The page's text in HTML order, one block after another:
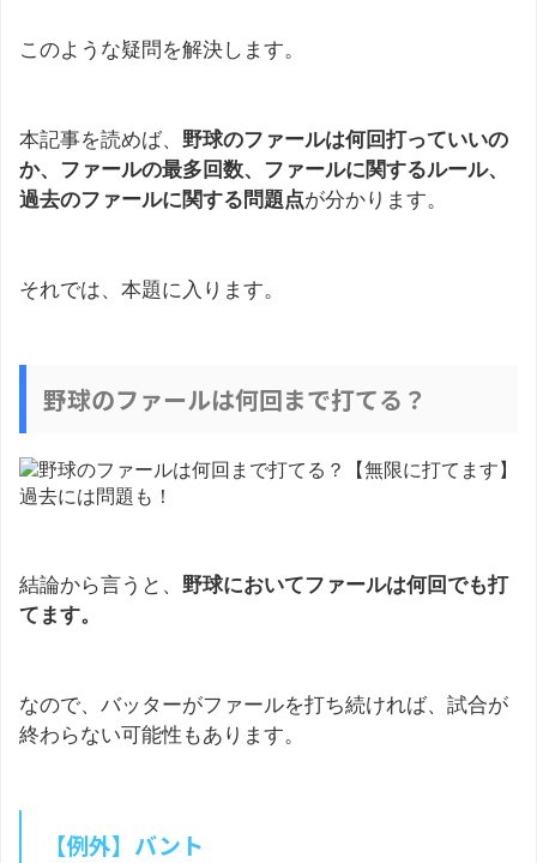
このような疑問を解決します。
本記事を読めば、 野球のファールは何回打っていいの
か、ファールの最多回数、ファールに関するルール、
過去のファールに関する問題点が分かります。
それでは、本題に入ります。
野球のファールは何回まで打てる？
結論から言うと、 野球においてファールは何回でも打
てます。
なので、バッターがファールを打ち続ければ、試合が
終わらない可能性もあります。
【例外】バント